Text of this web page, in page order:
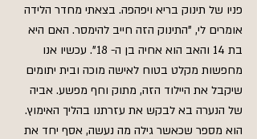
פניו של תינוק בריא ויפהפה. בצאתי מחדר הלידה
אומרים לי, "התינוק הזה חייב להימסר. האם היא
בת 14 והאב הוא אחיה בן ה- 18". עכשיו אנו
מחפשות מקלט בטוח לאישה מוכה ובית יתומים
שיקבל את היילוד הזה, מתוק וחף מפשע. אביה
של הנערה בא לבקש את עזרתנו בהליך האימוץ.
הוא מספר שכאשר גילה מה נעשה, אסף יחד את